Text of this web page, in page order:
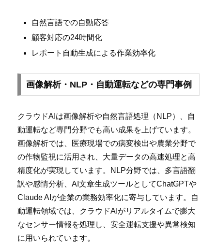
自然言語での自動応答
顧客対応の24時間化
レポート自動生成による作業効率化
画像解析・NLP・自動運転などの専門事例
クラウドAIは画像解析や自然言語処理（NLP）、自
動運転など専門分野でも高い成果を上げています。
画像解析では、医療現場での病変検出や農業分野で
の作物監視に活用され、大量データの高速処理と高
精度化が実現しています。NLP分野では、多言語翻
訳や感情分析、AI文章生成ツールとしてChatGPTや
Claude AIが企業の業務効率化に寄与しています。自
動運転領域では、クラウドAIがリアルタイムで膨大
なセンサー情報を処理し、安全運転支援や異常検知
に用いられています。